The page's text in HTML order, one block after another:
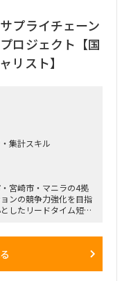
のキャラクターに携わ
プライチェーン
ロジェクト【国
リスト】
集計スキル
宮崎市・マニラの4拠
ンの競争力強化を目指
したリードタイム短